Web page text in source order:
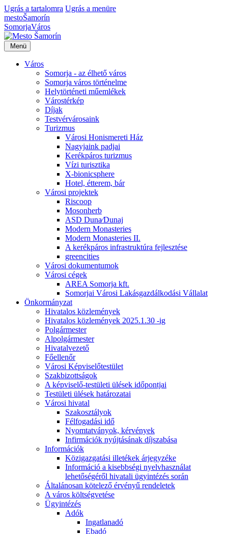
Ugrás a tartalomra Ugrás a menüre
mestoŠamorín
SomorjaVáros
Menü
Város
Somorja - az élhető város
Somorja város történelme
Helytörténeti műemlékek
Várostérkép
Díjak
Testvérvárosaink
Turizmus
Városi Honismereti Ház
Nagyjaink padjai
Kerékpáros turizmus
Vízi turisztika
X-bionicsphere
Hotel, étterem, bár
Városi projektek
Riscoop
Mosonherb
ASD Duna⁄Dunaj
Modern Monasteries
Modern Monasteries II.
A kerékpáros infrastruktúra fejlesztése
greencities
Városi dokumentumok
Városi cégek
AREA Somorja kft.
Somorjai Városi Lakásgazdálkodási Vállalat
Önkormányzat
Hivatalos közlemények
Hivatalos közlemények 2025.1.30 -ig
Polgármester
Alpolgármester
Hivatalvezető
Főellenőr
Városi Képviselőtestület
Szakbizottságok
A képviselő-testületi ülések időpontjai
Testületi ülések határozatai
Városi hivatal
Szakosztályok
Félfogadási idő
Nyomtatványok, kérvények
Infirmációk nyújtásának díjszabása
Információk
Közigazgatási illetékek árjegyzéke
Információ a kisebbségi nyelvhasználat
lehetőségéről hivatali ügyintézés során
Általánosan kötelező érvényű rendeletek
A város költségvetése
Ügyintézés
Adók
Ingatlanadó
Ebadó